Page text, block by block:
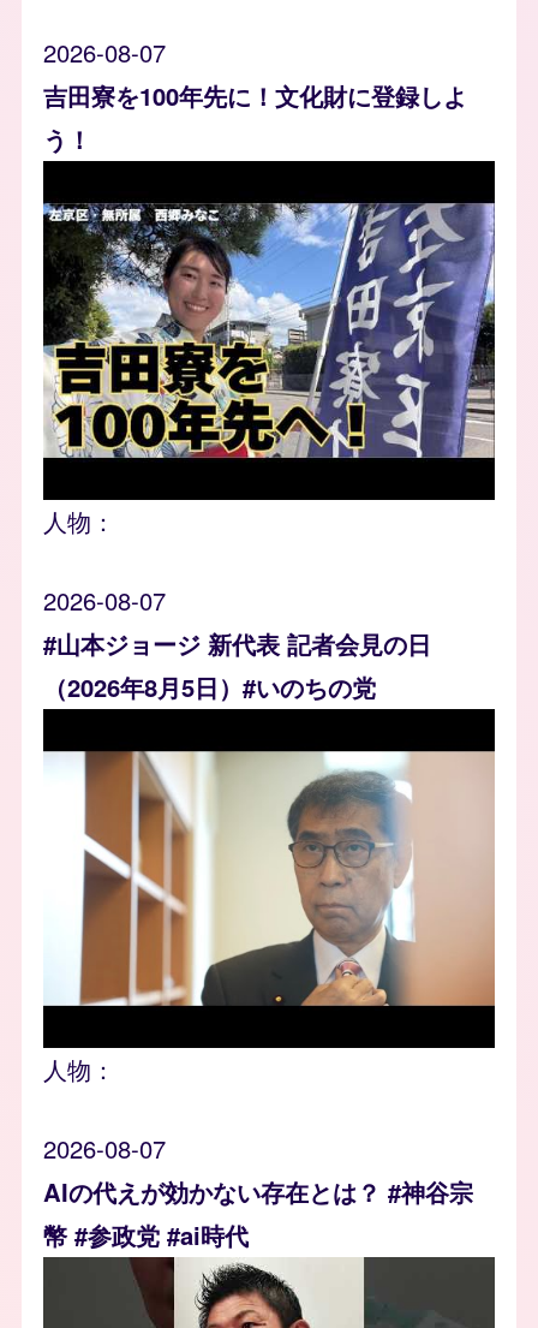
2026-08-07
吉田寮を100年先に！文化財に登録しよ
う！
人物：
2026-08-07
#山本ジョージ 新代表 記者会見の日
（2026年8月5日）#いのちの党
人物：
2026-08-07
AIの代えが効かない存在とは？ #神谷宗
幣 #参政党 #ai時代